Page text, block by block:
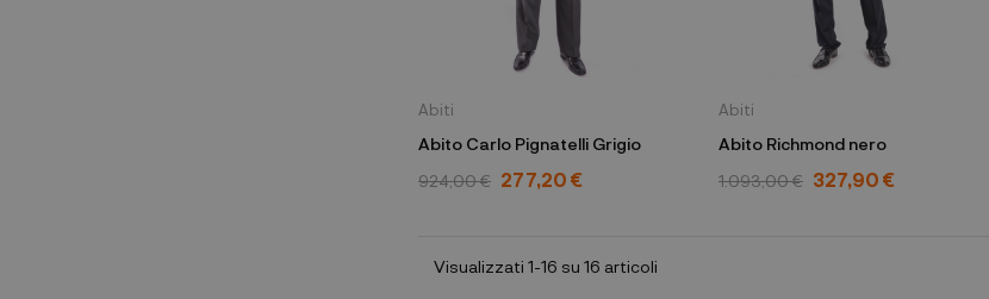
Abiti
Abito Carlo Pignatelli Grigio
924,00 € 277,20 €
Abiti
Abito Richmond nero
1.093,00 € 327,90 €
Visualizzati 1-16 su 16 articoli